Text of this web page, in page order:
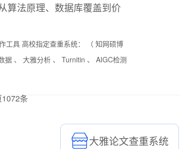
算法原理、数据库覆盖到价
工具 高校指定查重系统： （ 知网硕博
据 、 大雅分析 、 Turnitin 、 AIGC检测
1072条
大雅论文查重系统